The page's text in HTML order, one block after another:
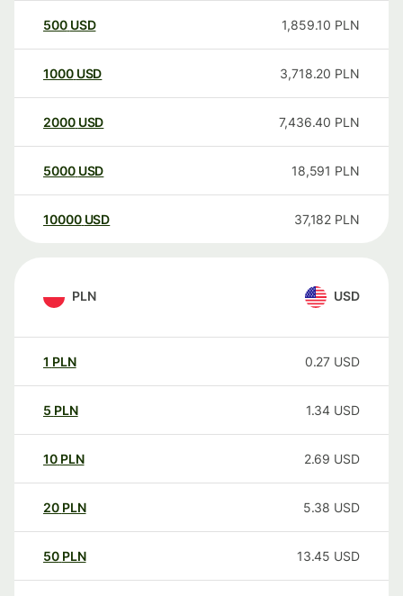
500 USD 1,859.10 PLN
1000 USD 3,718.20 PLN
2000 USD 7,436.40 PLN
5000 USD 18,591 PLN
10000 USD 37,182 PLN
PLN USD
1 PLN 0.27 USD
5 PLN 1.34 USD
10 PLN 2.69 USD
20 PLN 5.38 USD
50 PLN 13.45 USD